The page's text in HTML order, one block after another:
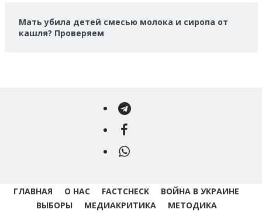
Мать убила детей смесью молока и сиропа от
кашля? Проверяем
Telegram
Facebook
WhatsApp
ГЛАВНАЯ О НАС FACTCHECK
ВОЙНА В УКРАИНЕ
ВЫБОРЫ
МЕДИАКРИТИКА МЕТОДИКА